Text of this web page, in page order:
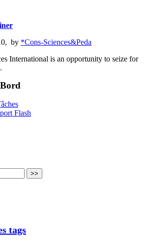
, by *Cons-Sciences&Peda
International is an opportunity to seize for
Flash
>>
tags